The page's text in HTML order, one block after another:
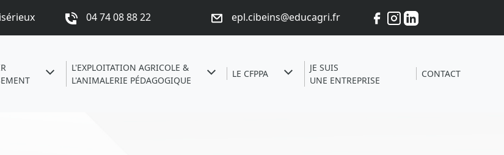
04 74 08 88 22 epl.cibeins@educagri.fr
L'EXPLOITATION AGRICOLE &
L'ANIMALERIE PÉDAGOGIQUE
LE CFPPA
JE SUIS
UNE ENTREPRISE
CONTACT